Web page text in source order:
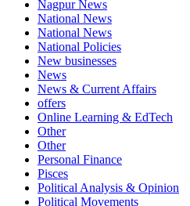
Nagpur News
National News
National News
National Policies
New businesses
News
News & Current Affairs
offers
Online Learning & EdTech
Other
Other
Personal Finance
Pisces
Political Analysis & Opinion
Political Movements